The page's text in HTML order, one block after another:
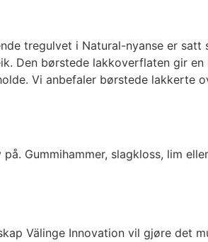
tregulvet i Natural-nyanse er satt
Den børstede lakkoverflaten gir en
Vi anbefaler børstede lakkerte
Gummihammer, slagkloss, lim
Välinge Innovation vil gjøre det